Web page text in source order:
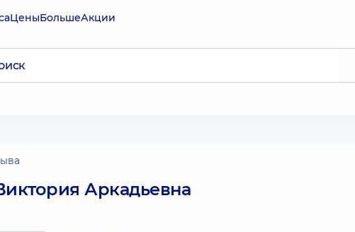
ЦеныБольшеАкции
Аркадьевна